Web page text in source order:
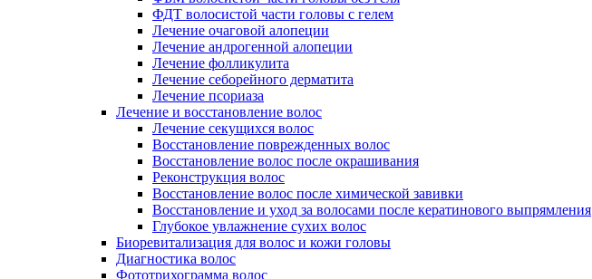
ФДТ волосистой части головы с гелем
Лечение очаговой алопеции
Лечение андрогенной алопеции
Лечение фолликулита
Лечение себорейного дерматита
Лечение псориаза
Лечение и восстановление волос
Лечение секущихся волос
Восстановление поврежденных волос
Восстановление волос после окрашивания
Реконструкция волос
Восстановление волос после химической завивки
Восстановление и уход за волосами после кератинового выпрямления
Глубокое увлажнение сухих волос
Биоревитализация для волос и кожи головы
Диагностика волос
Фототрихограмма волос